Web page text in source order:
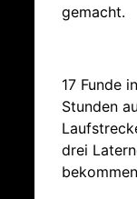
gemacht.
17 Funde
Stunden
drei